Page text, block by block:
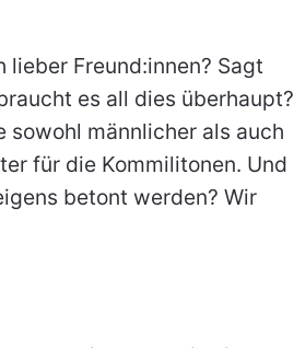
lieber Freund:innen? Sagt
es all dies überhaupt?
sowohl männlicher als auch
für die Kommilitonen. Und
betont werden? Wir